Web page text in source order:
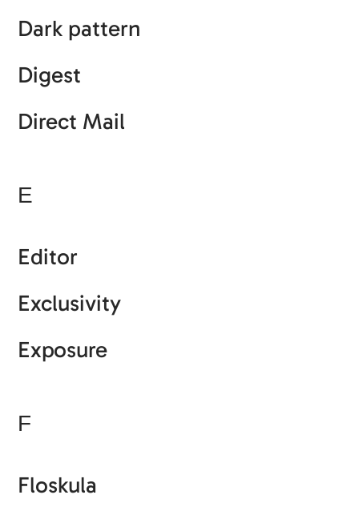
Dark pattern
Digest
Direct Mail
E
Editor
Exclusivity
Exposure
F
Floskula